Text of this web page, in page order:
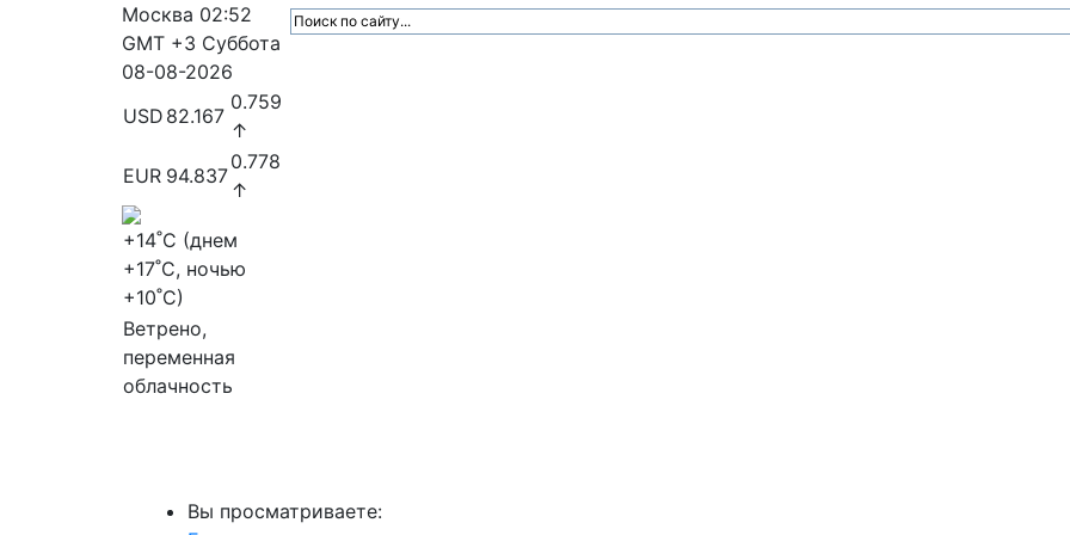
Москва 02:52
GMT +3 Суббота
08-08-2026
USD 82.167
0.759
↑
EUR 94.837
0.778
↑
+14˚C (днем
+17˚C, ночью
+10˚C)
Ветрено,
переменная
облачность
Вы просматриваете: